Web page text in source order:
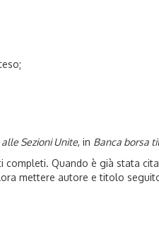
Sezioni Unite, in Banca borsa
completi. Quando è già stata
mettere autore e titolo